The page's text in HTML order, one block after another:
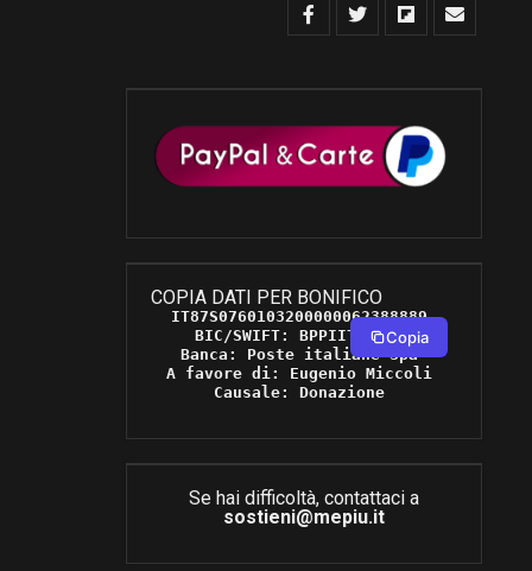
COPIA DATI PER BONIFICO
IT87S0760103200000062388889
BIC/SWIFT: BPPIITRRXXX
Banca: Poste italiane Spa
A favore di: Eugenio Miccoli
Causale: Donazione
Copia
Se hai difficoltà, contattaci a
sostieni@mepiu.it